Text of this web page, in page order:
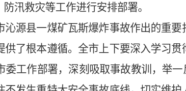
汛救灾等工作进行安排部署。
县一煤矿瓦斯爆炸事故作出的重要
供了根本遵循。全市上下要深入学习
工作部署，深刻吸取事故教训，举